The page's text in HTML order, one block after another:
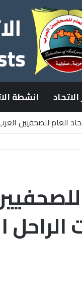
الاتحاد انشطة
العام للصحفيين